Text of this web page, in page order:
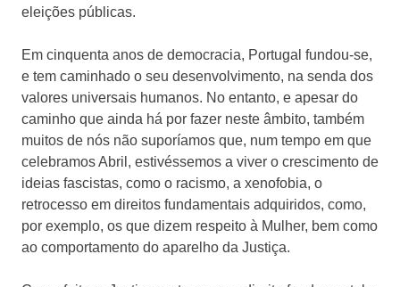
eleições públicas.
Em cinquenta anos de democracia, Portugal fundou-se,
e tem caminhado o seu desenvolvimento, na senda dos
valores universais humanos. No entanto, e apesar do
caminho que ainda há por fazer neste âmbito, também
muitos de nós não suporíamos que, num tempo em que
celebramos Abril, estivéssemos a viver o crescimento de
ideias fascistas, como o racismo, a xenofobia, o
retrocesso em direitos fundamentais adquiridos, como,
por exemplo, os que dizem respeito à Mulher, bem como
ao comportamento do aparelho da Justiça.